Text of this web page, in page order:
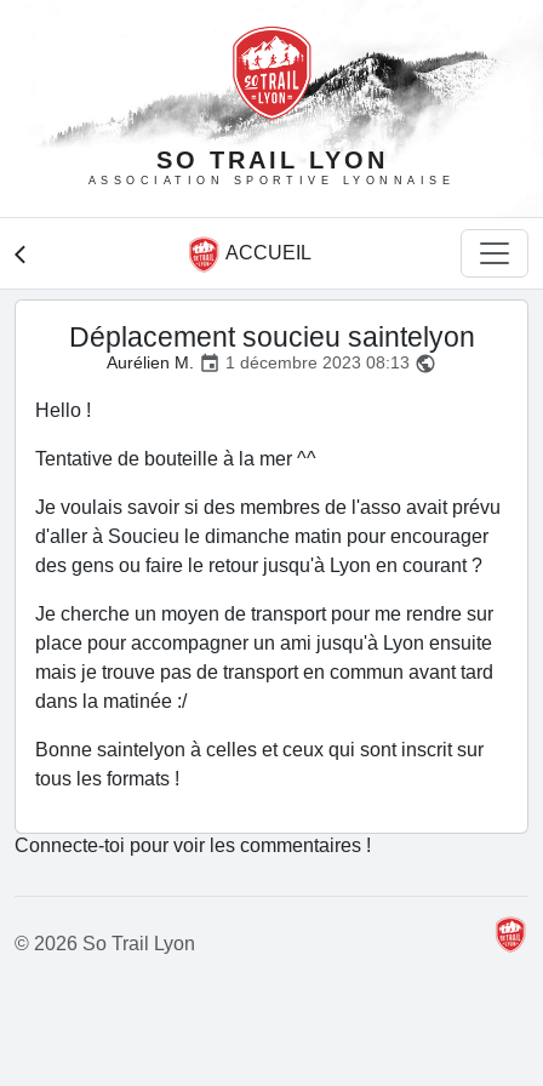
SO TRAIL LYON
ASSOCIATION SPORTIVE LYONNAISE
arrow_back_ios ACCUEIL
Déplacement soucieu saintelyon
Aurélien M. event 1 décembre 2023 08:13 public
Hello !
Tentative de bouteille à la mer ^^
Je voulais savoir si des membres de l'asso avait prévu
d'aller à Soucieu le dimanche matin pour encourager
des gens ou faire le retour jusqu'à Lyon en courant ?
Je cherche un moyen de transport pour me rendre sur
place pour accompagner un ami jusqu'à Lyon ensuite
mais je trouve pas de transport en commun avant tard
dans la matinée :/
Bonne saintelyon à celles et ceux qui sont inscrit sur
tous les formats !
Connecte-toi pour voir les commentaires !
© 2026 So Trail Lyon